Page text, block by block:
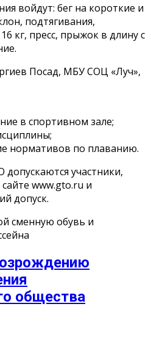
войдут: бег на короткие и
подтягивания,
кг, пресс, прыжок в длину с
Посад, МБУ СОЦ «Луч»,
в спортивном зале;
нормативов по плаванию.
участники,
www.gto.ru и
допуск.
сменную обувь и
общества